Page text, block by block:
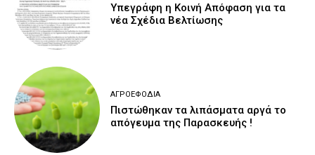
Υπεγράφη η Κοινή Απόφαση για τα
νέα Σχέδια Βελτίωσης
ΑΓΡΟΕΦΌΔΙΑ
Πιστώθηκαν τα λιπάσματα αργά το
απόγευμα της Παρασκευής !